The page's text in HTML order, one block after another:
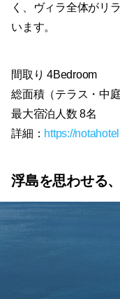
く、ヴィラ全体がリ
います。
間取り 4Bedroom
総面積（テラス・中
最大宿泊人数 8名
詳細： https://
浮島を思わせる